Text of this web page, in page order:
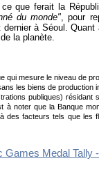
que ferait la
du monde" , pour
dernier à Séoul
.
la planète.
qui mesure le niveau de
les biens de production
publiques)
noter que la Banque
facteurs tels que les
Games Medal Tally